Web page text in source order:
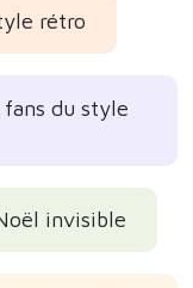
rétro
du style
invisible